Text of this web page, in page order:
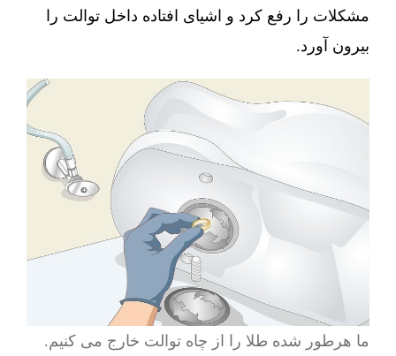
مشکلات را رفع کرد و اشیای افتاده داخل توالت را
بیرون آورد.
ما هرطور شده طلا را از چاه توالت خارج می کنیم.